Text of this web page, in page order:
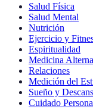
Salud Física
Salud Mental
Nutrición
Ejercicio y
Espiritualidad
Medicina
Relaciones
Medición del
Sueño y
Cuidado